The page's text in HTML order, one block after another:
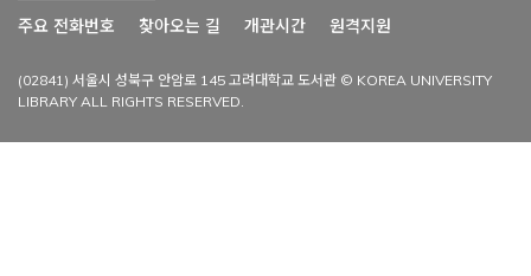
주요 전화번호
찾아오는 길 개관시간 원격지원
(02841) 서울시 성북구 안암로 145 고려대학교 도서관 © KOREA UNIVERSITY
LIBRARY ALL RIGHTS RESERVED.